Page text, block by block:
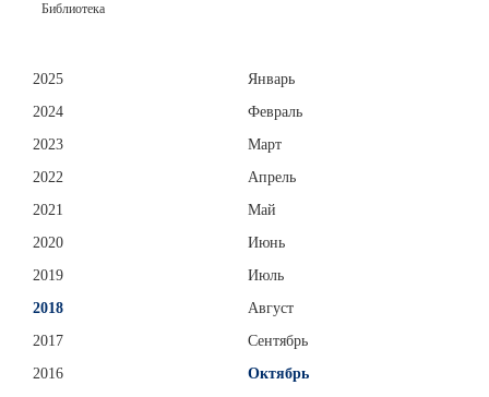
Библиотека
2025
2024
2023
2022
2021
2020
2019
2018
2017
2016
Январь
Февраль
Март
Апрель
Май
Июнь
Июль
Август
Сентябрь
Октябрь